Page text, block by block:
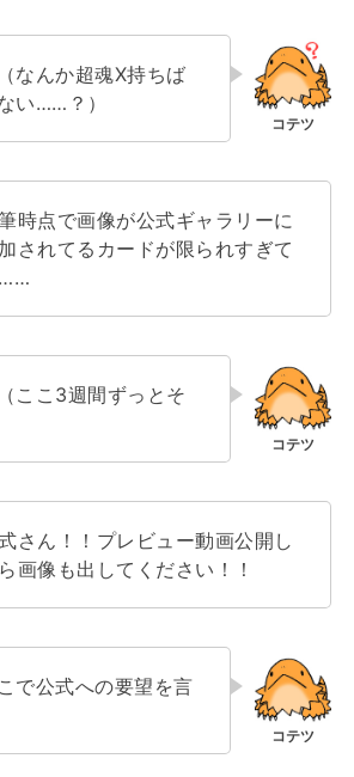
なんか超魂X持ちば
い……？）
時点で画像が公式ギャラリーに
されてるカードが限られすぎて
ここ3週間ずっとそ
さん！！プレビュー動画公開し
画像も出してください！！
で公式への要望を言